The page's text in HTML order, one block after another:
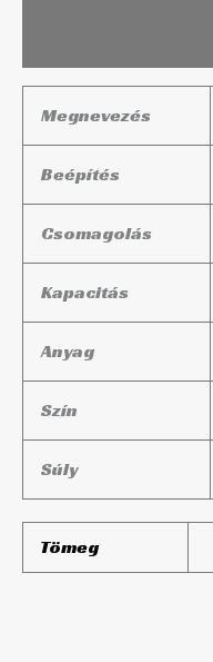
Megnevezés
Beépítés
Csomagolás
Kapacitás
Anyag
Szín
Súly
Tömeg